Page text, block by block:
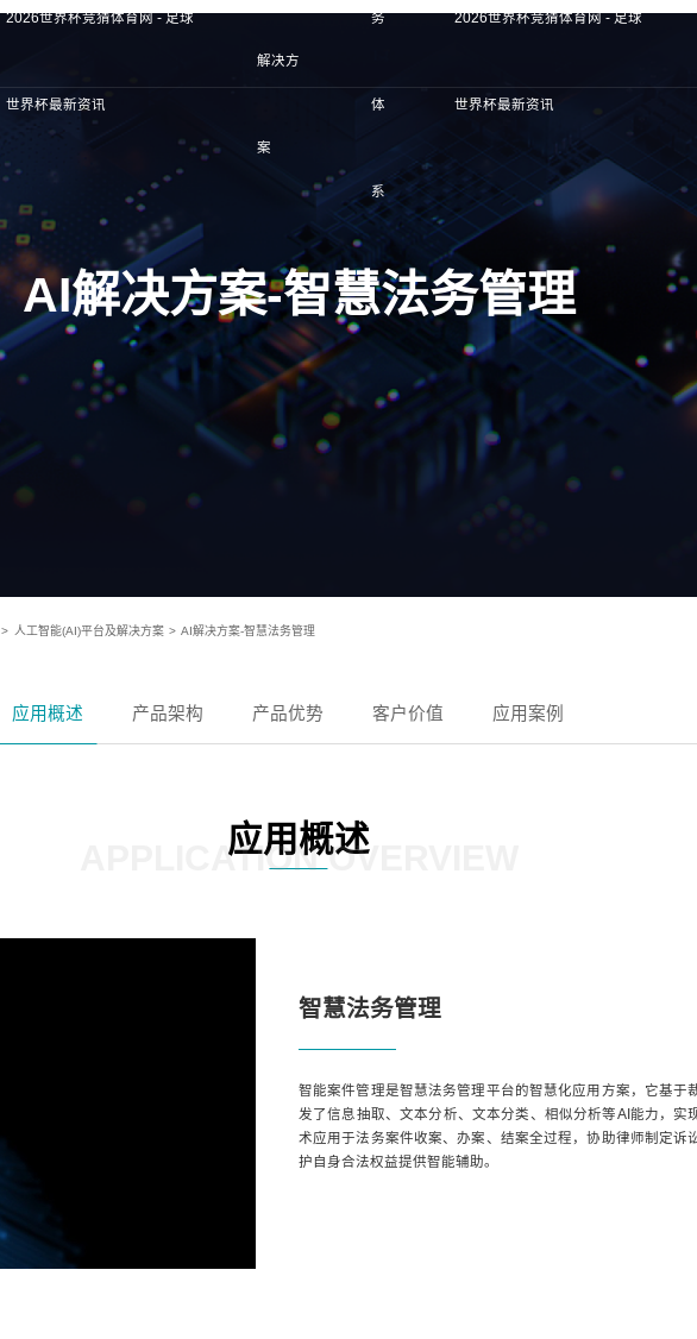
2026世界杯竞猜体育网 - 足球
世界杯最新资讯
解决方
案
务
体
系
2026世界杯竞猜体育网 - 足球
世界杯最新资讯
AI解决方案-智慧法务管理
> 人工智能(AI)平台及解决方案 > AI解决方案-智慧法务管理
应用概述 产品架构 产品优势 客户价值 应用案例
应用概述
APPLICATION OVERVIEW
智慧法务管理
智能案件管理是智慧法务管理平台的智慧化应用方案，它基于
发了信息抽取、文本分析、文本分类、相似分析等AI能力，
术应用于法务案件收案、办案、结案全过程，协助律师制定诉
护自身合法权益提供智能辅助。